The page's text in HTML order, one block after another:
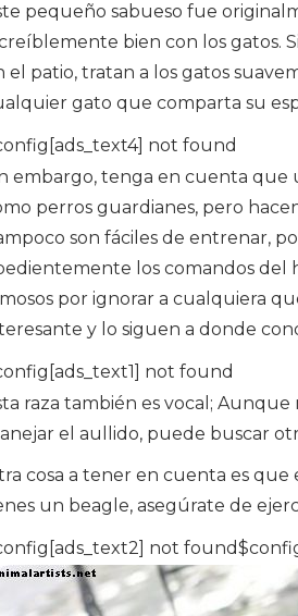
pequeño sabueso fue
bien con los gatos.
el patio, tratan a los gatos
gato que comparta su
not found
embargo, tenga en cuenta que
perros guardianes, pero
son fáciles de entrenar,
los comandos del
por ignorar a cualquiera
y lo siguen a donde
not found
raza también es vocal;
el aullido, puede buscar
cosa a tener en cuenta es que
un beagle, asegúrate de
not